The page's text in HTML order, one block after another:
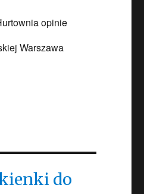
opinie
Warszawa
do